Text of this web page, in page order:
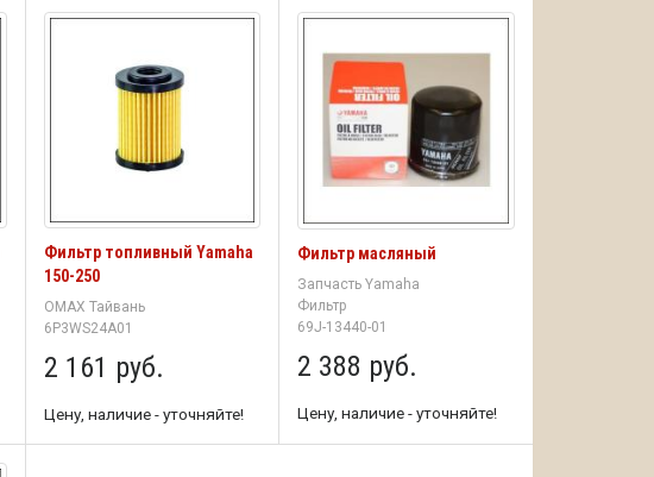
Фильтр топливный Yamaha
150-250
OMAX Тайвань
6P3WS24A01
2 161 руб.
Цену, наличие - уточняйте!
Фильтр масляный
Запчасть Yamaha
Фильтр
69J-13440-01
2 388 руб.
Цену, наличие - уточняйте!